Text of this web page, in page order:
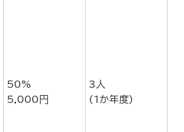
50%
5,000円
3人
(1か年度)